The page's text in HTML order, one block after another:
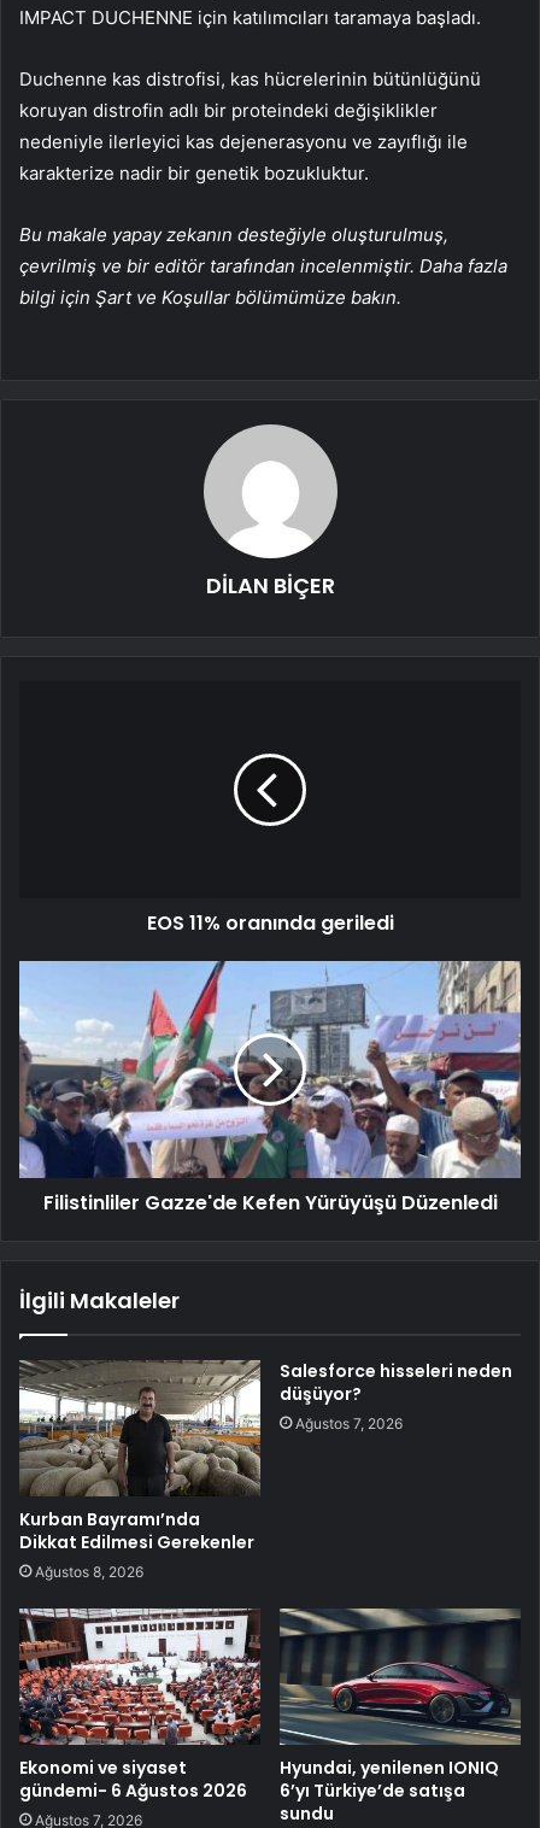
IMPACT DUCHENNE için katılımcıları taramaya başladı.
Duchenne kas distrofisi, kas hücrelerinin bütünlüğünü
koruyan distrofin adlı bir proteindeki değişiklikler
nedeniyle ilerleyici kas dejenerasyonu ve zayıflığı ile
karakterize nadir bir genetik bozukluktur.
Bu makale yapay zekanın desteğiyle oluşturulmuş,
çevrilmiş ve bir editör tarafından incelenmiştir. Daha fazla
bilgi için Şart ve Koşullar bölümümüze bakın.
DİLAN BİÇER
EOS 11% oranında geriledi
Filistinliler Gazze'de Kefen Yürüyüşü Düzenledi
İlgili Makaleler
Kurban Bayramı’nda
Dikkat Edilmesi Gerekenler
Ağustos 8, 2026
Salesforce hisseleri neden
düşüyor?
Ağustos 7, 2026
Ekonomi ve siyaset
gündemi- 6 Ağustos 2026
Ağustos 7, 2026
Hyundai, yenilenen IONIQ
6’yı Türkiye’de satışa
sundu